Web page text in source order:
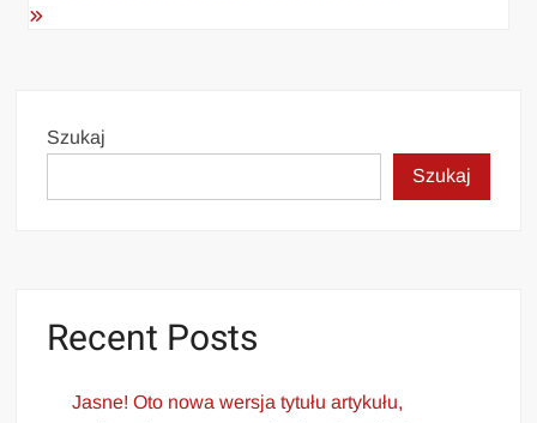
Szukaj
Szukaj
Recent Posts
Jasne! Oto nowa wersja tytułu artykułu,